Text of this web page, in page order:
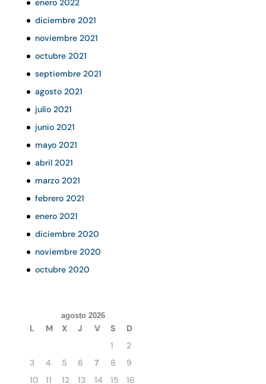
enero 2022
diciembre 2021
noviembre 2021
octubre 2021
septiembre 2021
agosto 2021
julio 2021
junio 2021
mayo 2021
abril 2021
marzo 2021
febrero 2021
enero 2021
diciembre 2020
noviembre 2020
octubre 2020
agosto 2026
L M X J V S
D
1
2
3
4 5 6 7 8
9
10
11 12 13 14 15
16